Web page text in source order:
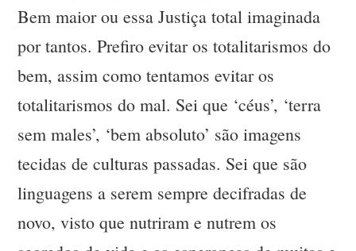
Bem maior ou essa Justiça total imaginada
por tantos. Prefiro evitar os totalitarismos do
bem, assim como tentamos evitar os
totalitarismos do mal. Sei que ‘céus’, ‘terra
sem males’, ‘bem absoluto’ são imagens
tecidas de culturas passadas. Sei que são
linguagens a serem sempre decifradas de
novo, visto que nutriram e nutrem os